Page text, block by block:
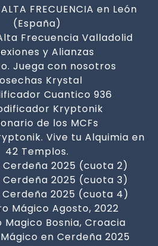
FRECUENCIA en León
(España)
Frecuencia Valladolid
y Alianzas
Juega con nosotros
Krystal
Cuantico 936
Kryptonik
de los MCFs
Vive tu Alquimia en
42 Templos.
2025 (cuota 2)
2025 (cuota 3)
2025 (cuota 4)
Mágico Agosto, 2022
Magico Bosnia, Croacia
en Cerdeña 2025